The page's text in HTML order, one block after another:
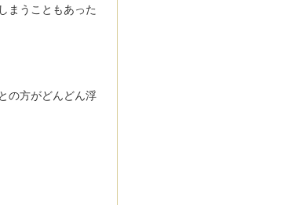
まうこともあった
の方がどんどん浮